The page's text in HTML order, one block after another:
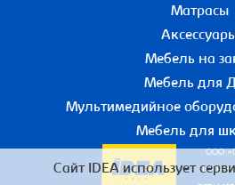
Матрасы
Мебель на
Мебель для
Мультимедийное
Мебель для
ООО
ИНН
Сайт IDEA использует